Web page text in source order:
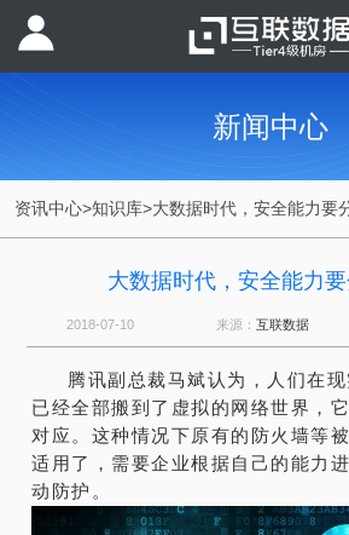
新闻中心
资讯中心>知识库>大数据时代，安全能力要
大数据时代，安全能力
2018-07-10 来源： 互联数据
腾讯副总裁马斌认为，人们在
已经全部搬到了虚拟的网络世界，
对应。这种情况下原有的防火墙等
适用了，需要企业根据自己的能力
动防护。